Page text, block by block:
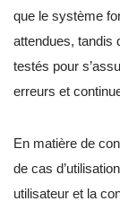
que le système
attendues, tandis
testés pour
erreurs et
En matière de
de cas
utilisateur et la